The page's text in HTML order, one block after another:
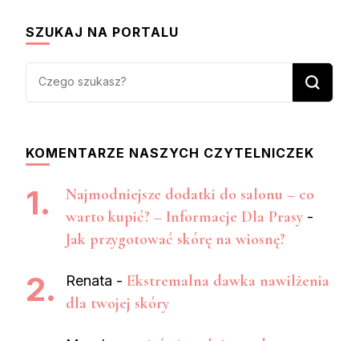
SZUKAJ NA PORTALU
Szukasz
KOMENTARZE NASZYCH CZYTELNICZEK
Najmodniejsze dodatki do salonu – co
warto kupić? – Informacje Dla Prasy -
Jak przygotować skórę na wiosnę?
Renata - Ekstremalna dawka nawilżenia
dla twojej skóry